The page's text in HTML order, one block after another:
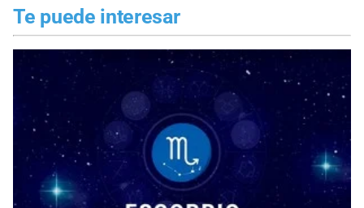
Te puede interesar